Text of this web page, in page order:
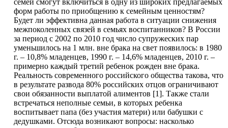
форм работы по приобщению к семейным ценностям?
Будет ли эффективна данная работа в ситуации снижения
межпоколенных связей в семьях воспитанников? В России
за период с 2002 по 2010 год число супружеских пар
уменьшилось на 1 млн. вне брака на свет появилось: в 1980
г. – 10,8% младенцев, 1990 г. – 14,6% младенцев, 2010 г. –
примерно каждый третий ребенок рожден вне брака.
Реальность современного российского общества такова, что
в результате развода 80% российских отцов ограничивают
свои обязанности выплатой алиментов [1]. Также стали
встречаться неполные семьи, в которых ребенка
воспитывает папа (без участия матери) или бабушки с
дедушками. Отсюда возникают вопросы: насколько